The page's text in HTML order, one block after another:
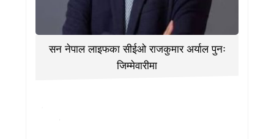
सन नेपाल लाइफका सीईओ राजकुमार अर्याल पुनः
जिम्मेवारीमा